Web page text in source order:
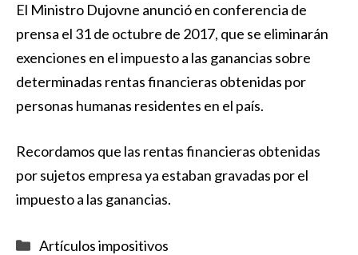
El Ministro Dujovne anunció en conferencia de
prensa el 31 de octubre de 2017, que se eliminarán
exenciones en el impuesto a las ganancias sobre
determinadas rentas financieras obtenidas por
personas humanas residentes en el país.
Recordamos que las rentas financieras obtenidas
por sujetos empresa ya estaban gravadas por el
impuesto a las ganancias.
Categorías
Artículos impositivos